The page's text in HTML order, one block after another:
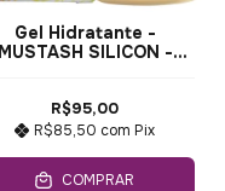
Gel Hidratante -
MUSTASH SILICON -
R$95,00
R$85,50 com Pix
COMPRAR